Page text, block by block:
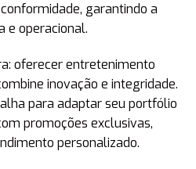
garantindo a
e operacional.
oferecer entretenimento
inovação e integridade.
para adaptar seu portfólio
promoções exclusivas,
personalizado.